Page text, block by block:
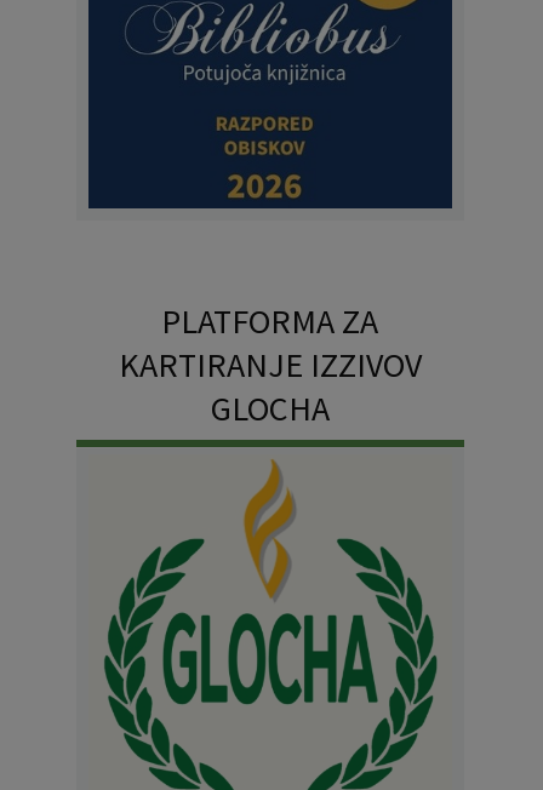
PLATFORMA ZA
KARTIRANJE IZZIVOV
GLOCHA